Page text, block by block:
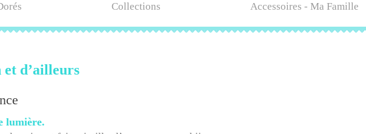
Collections Accessoires - Ma Famille
et d’ailleurs
lumière.